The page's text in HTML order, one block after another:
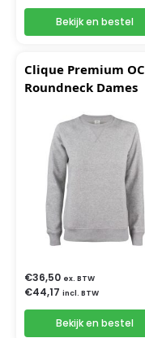
Bekijk en bestel
Clique Premium OC
Roundneck Dames
€36,50 ex. BTW
€44,17 incl. BTW
Bekijk en bestel